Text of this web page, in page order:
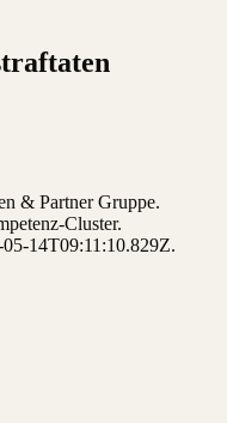
& Partner Gruppe.
Cluster.
05-14T09:11:10.829Z.